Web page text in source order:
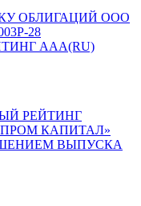
ОБЛИГАЦИЙ ООО
28
AAA(RU)
РЕЙТИНГ
КАПИТАЛ»
ВЫПУСКА